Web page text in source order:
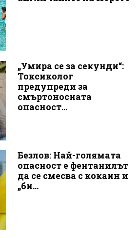
„Умира се за секунди“:
Токсиколог
предупреди за
смъртоносната
опасност...
Безлов: Най-голямата
опасност е фентанилът
да се смесва с кокаин и
„би...